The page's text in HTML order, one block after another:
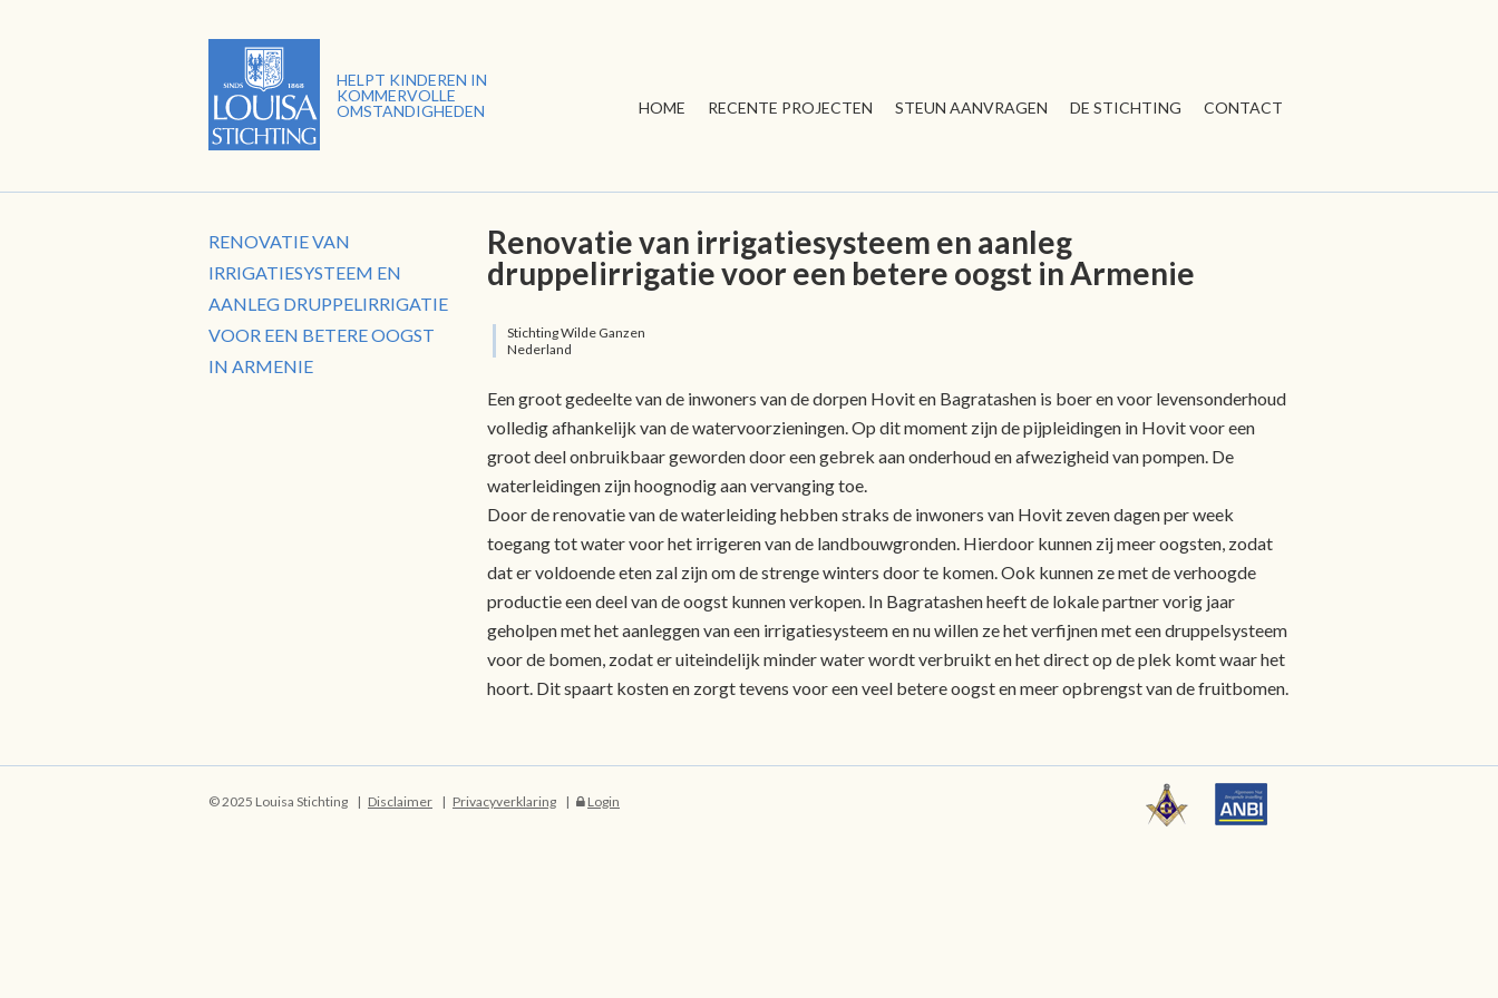
HELPT KINDEREN IN
KOMMERVOLLE
OMSTANDIGHEDEN
HOME RECENTE PROJECTEN STEUN AANVRAGEN DE STICHTING CONTACT
Renovatie van irrigatiesysteem en aanleg
druppelirrigatie voor een betere oogst in Armenie
Stichting Wilde Ganzen
Nederland
Een groot gedeelte van de inwoners van de dorpen Hovit en Bagratashen is boer en voor levensonderhoud
volledig afhankelijk van de watervoorzieningen. Op dit moment zijn de pijpleidingen in Hovit voor een
groot deel onbruikbaar geworden door een gebrek aan onderhoud en afwezigheid van pompen. De
waterleidingen zijn hoognodig aan vervanging toe.
Door de renovatie van de waterleiding hebben straks de inwoners van Hovit zeven dagen per week
toegang tot water voor het irrigeren van de landbouwgronden. Hierdoor kunnen zij meer oogsten, zodat
dat er voldoende eten zal zijn om de strenge winters door te komen. Ook kunnen ze met de verhoogde
productie een deel van de oogst kunnen verkopen. In Bagratashen heeft de lokale partner vorig jaar
geholpen met het aanleggen van een irrigatiesysteem en nu willen ze het verfijnen met een druppelsysteem
voor de bomen, zodat er uiteindelijk minder water wordt verbruikt en het direct op de plek komt waar het
hoort. Dit spaart kosten en zorgt tevens voor een veel betere oogst en meer opbrengst van de fruitbomen.
RENOVATIE VAN
IRRIGATIESYSTEEM EN
AANLEG DRUPPELIRRIGATIE
VOOR EEN BETERE OOGST
IN ARMENIE
© 2025 Louisa Stichting Disclaimer Privacyverklaring Login